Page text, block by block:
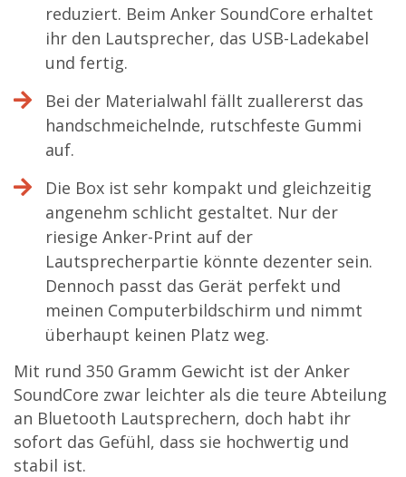
reduziert. Beim Anker SoundCore erhaltet
ihr den Lautsprecher, das USB-Ladekabel
und fertig.
Bei der Materialwahl fällt zuallererst das
handschmeichelnde, rutschfeste Gummi
auf.
Die Box ist sehr kompakt und gleichzeitig
angenehm schlicht gestaltet. Nur der
riesige Anker-Print auf der
Lautsprecherpartie könnte dezenter sein.
Dennoch passt das Gerät perfekt und
meinen Computerbildschirm und nimmt
überhaupt keinen Platz weg.
Mit rund 350 Gramm Gewicht ist der Anker
SoundCore zwar leichter als die teure Abteilung
an Bluetooth Lautsprechern, doch habt ihr
sofort das Gefühl, dass sie hochwertig und
stabil ist.